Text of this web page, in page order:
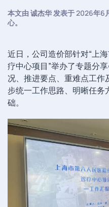
本文由 诚杰华 发表于2026年6
心。
近日，公司造价部针对“上
疗中心项目”举办了专题分
况、推进要点、重难点工
步统一工作思路、明晰任
础。